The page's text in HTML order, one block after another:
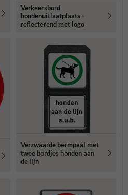
Verkeersbord
hondenuitlaatplaats -
reflecterend met logo
Verzwaarde bermpaal met
twee bordjes honden aan
de lijn